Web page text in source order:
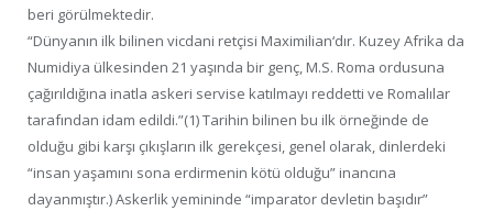
beri görülmektedir.
“Dünyanın ilk bilinen vicdani retçisi Maximilian‘dır. Kuzey Afrika da
Numidiya ülkesinden 21 yaşında bir genç, M.S. Roma ordusuna
çağırıldığına inatla askeri servise katılmayı reddetti ve Romalılar
tarafından idam edildi.”(1) Tarihin bilinen bu ilk örneğinde de
olduğu gibi karşı çıkışların ilk gerekçesi, genel olarak, dinlerdeki
“insan yaşamını sona erdirmenin kötü olduğu” inancına
dayanmıştır.) Askerlik yemininde “imparator devletin başıdır”